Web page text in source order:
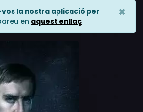
la nostra aplicació per
en aquest enllaç
×